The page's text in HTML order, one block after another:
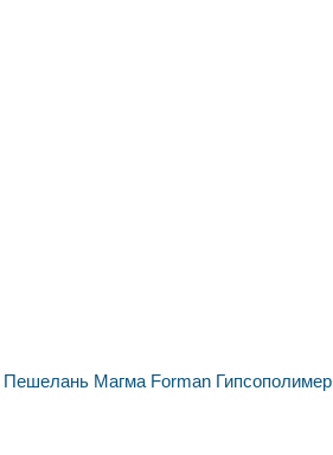
Пешелань Магма Forman Гипсополимер